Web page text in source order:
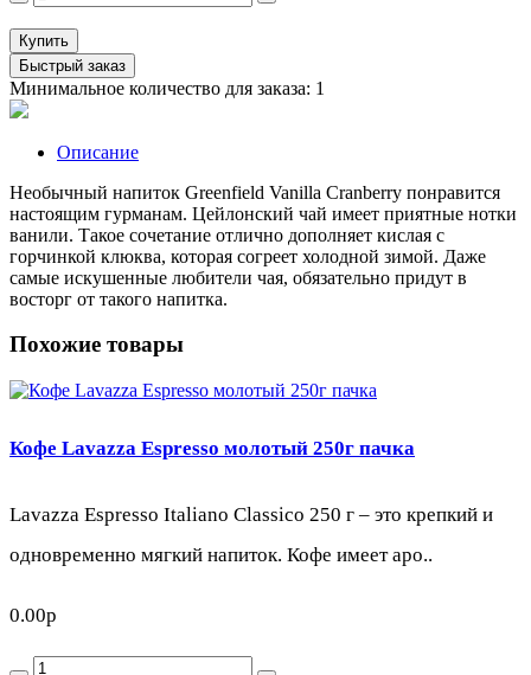
Купить
Быстрый заказ
Минимальное количество для заказа: 1
Описание
Необычный напиток Greenfield Vanilla Cranberry понравится
настоящим гурманам. Цейлонский чай имеет приятные нотки
ванили. Такое сочетание отлично дополняет кислая с
горчинкой клюква, которая согреет холодной зимой. Даже
самые искушенные любители чая, обязательно придут в
восторг от такого напитка.
Похожие товары
Кофе Lavazza Espresso молотый 250г пачка
Lavazza Espresso Italiano Classico 250 г – это крепкий и
одновременно мягкий напиток. Кофе имеет аро..
0.00р